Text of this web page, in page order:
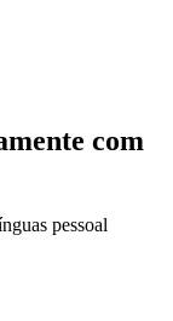
com
pessoal